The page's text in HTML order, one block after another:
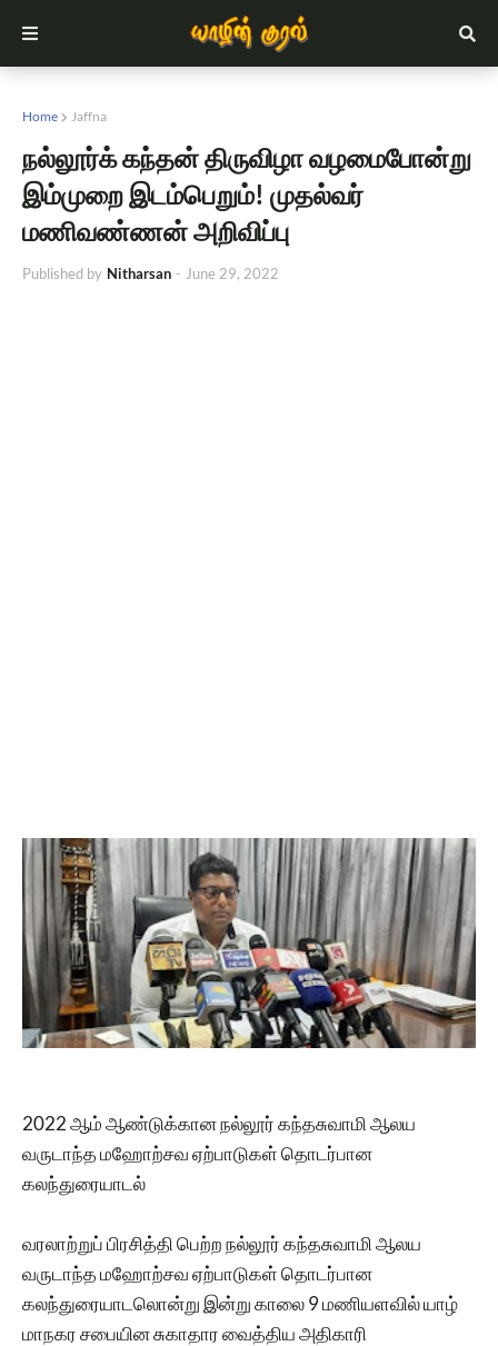
Home Jaffna
நல்லூர்க் கந்தன் திருவிழா வழமைபோன்று
இம்முறை இடம்பெறும்! முதல்வர்
மணிவண்ணன் அறிவிப்பு
Published by Nitharsan - June 29, 2022
2022 ஆம் ஆண்டுக்கான நல்லூர் கந்தசுவாமி ஆலய
வருடாந்த மஹோற்சவ ஏற்பாடுகள் தொடர்பான
கலந்துரையாடல்
வரலாற்றுப் பிரசித்தி பெற்ற நல்லூர் கந்தசுவாமி ஆலய
வருடாந்த மஹோற்சவ ஏற்பாடுகள் தொடர்பான
கலந்துரையாடலொன்று இன்று காலை 9 மணியளவில் யாழ்
மாநகர சபையின சுகாதார வைத்திய அதிகாரி